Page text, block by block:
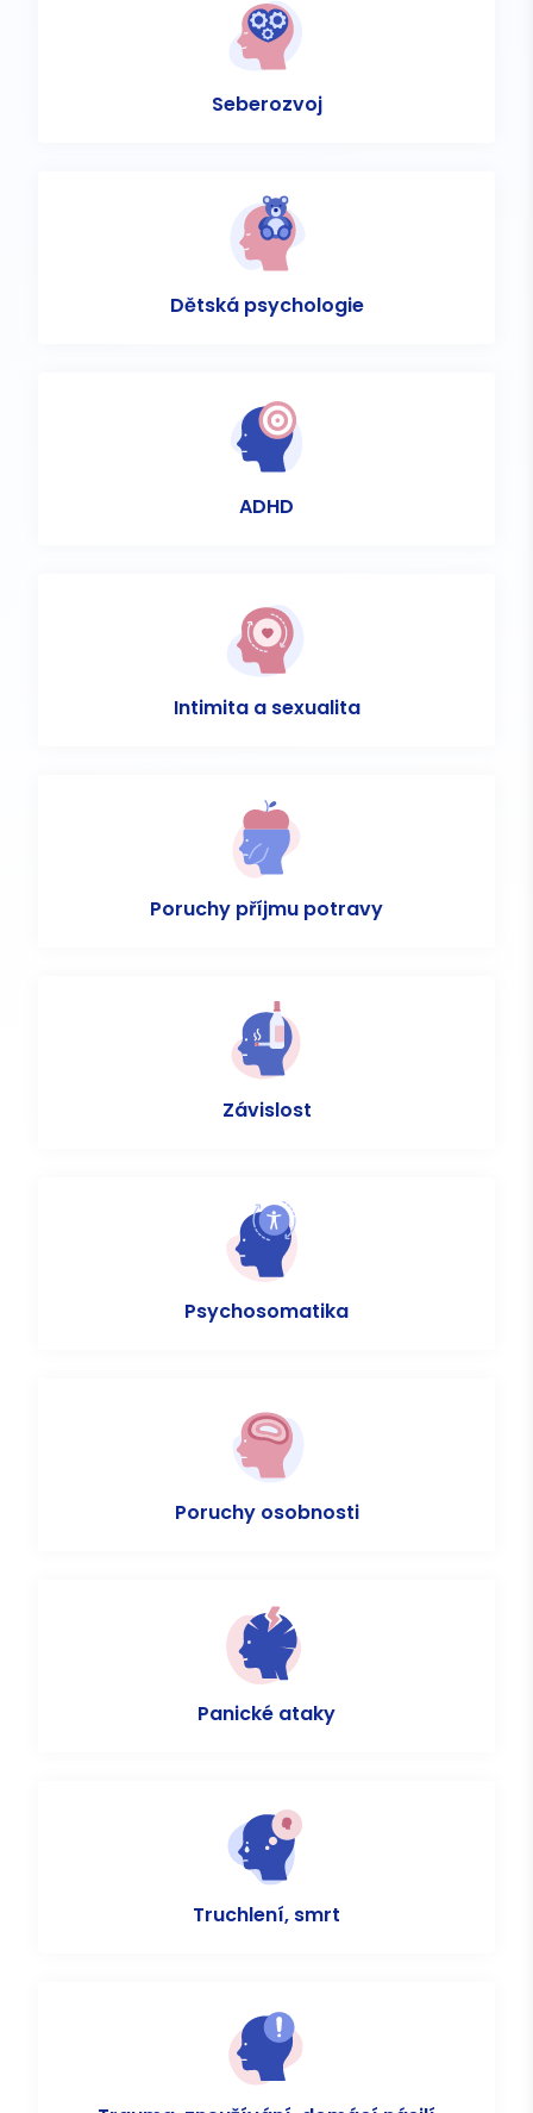
Seberozvoj
Dětská psychologie
ADHD
Intimita a sexualita
Poruchy příjmu potravy
Závislost
Psychosomatika
Poruchy osobnosti
Panické ataky
Truchlení, smrt